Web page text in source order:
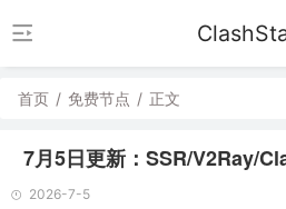
首页 / 免费节点 / 正文
7月5日更新：SSR/V2Ray/
2026-7-5